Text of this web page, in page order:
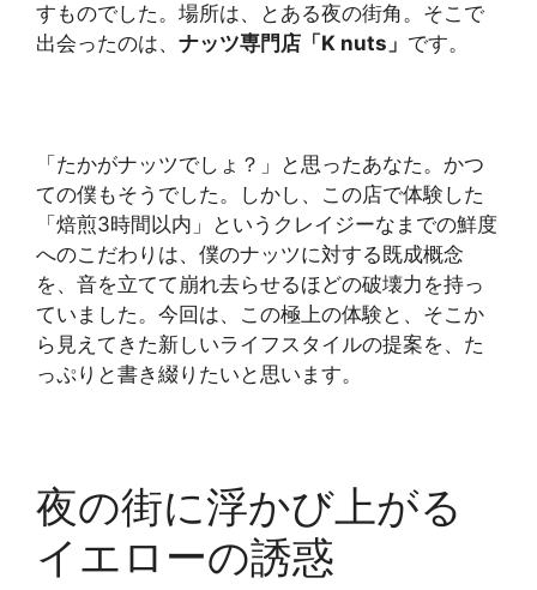
すものでした。場所は、とある夜の街角。そこで
出会ったのは、 ナッツ専門店「K nuts」 です。
「たかがナッツでしょ？」と思ったあなた。かつ
ての僕もそうでした。しかし、この店で体験した
「焙煎3時間以内」というクレイジーなまでの鮮度
へのこだわりは、僕のナッツに対する既成概念
を、音を立てて崩れ去らせるほどの破壊力を持っ
ていました。今回は、この極上の体験と、そこか
ら見えてきた新しいライフスタイルの提案を、た
っぷりと書き綴りたいと思います。
夜の街に浮かび上がる
イエローの誘惑